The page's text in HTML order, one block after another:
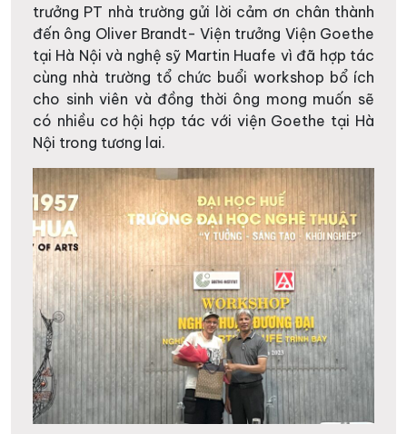
trưởng PT nhà trường gửi lời cảm ơn chân thành
đến ông Oliver Brandt- Viện trưởng Viện Goethe
tại Hà Nội và nghệ sỹ Martin Huafe vì đã hợp tác
cùng nhà trường tổ chức buổi workshop bổ ích
cho sinh viên và đồng thời ông mong muốn sẽ
có nhiều cơ hội hợp tác với viện Goethe tại Hà
Nội trong tương lai.